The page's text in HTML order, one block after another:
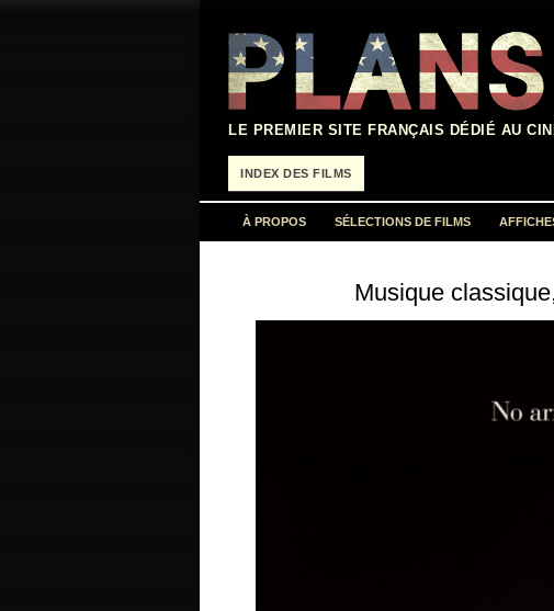
contenu
LE PREMIER SITE FRANÇAIS DÉDIÉ AU
INDEX DES FILMS
À PROPOS SÉLECTIONS DE FILMS
Musique